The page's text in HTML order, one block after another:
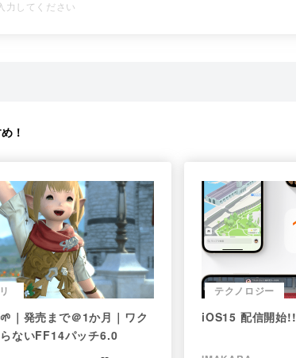
！
｜発売まで＠1か月｜ワク
ないFF14パッチ6.0
テクノロジー
iOS15 配信開始!!